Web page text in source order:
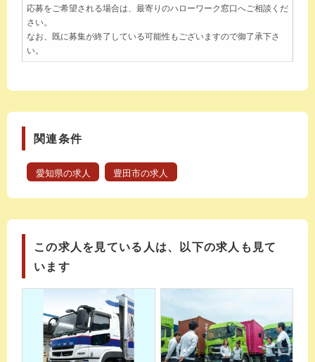
応募をご希望される場合は、最寄りのハローワーク窓口へご相談くだ
さい。
なお、既に募集が終了している可能性もございますので御了承下さ
い。
関連条件
愛知県の求人 豊田市の求人
この求人を見ている人は、以下の求人も見て
います